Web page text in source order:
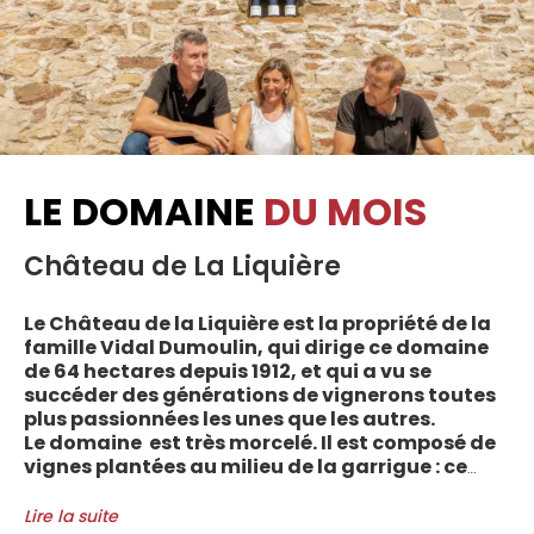
LE DOMAINE DU MOIS
Château de La Liquière
Le Château de la Liquière est la propriété de la
famille Vidal Dumoulin, qui dirige ce domaine
de 64 hectares depuis 1912, et qui a vu se
succéder des générations de vignerons toutes
plus passionnées les unes que les autres.
Le domaine est très morcelé. Il est composé de
vignes plantées au milieu de la garrigue : ce
entre les villages d’Autignac, Caussiniojouls,
Lire la suite